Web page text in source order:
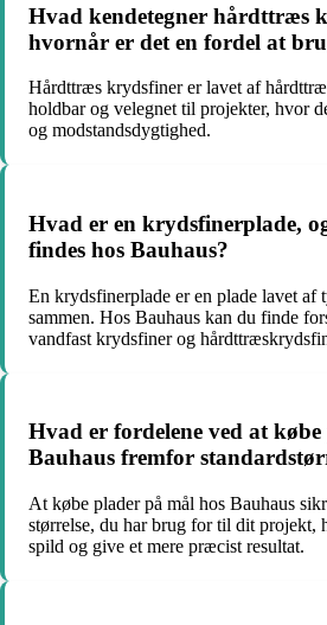
Hvad kendetegner hårdttræs
hvornår er det en fordel at
Hårdttræs krydsfiner er lavet af
holdbar og velegnet til projekter, hvor
og modstandsdygtighed.
Hvad er en krydsfinerplade,
findes hos Bauhaus?
En krydsfinerplade er en plade lavet af
sammen. Hos Bauhaus kan du finde
vandfast krydsfiner og
Hvad er fordelene ved at
Bauhaus fremfor
At købe plader på mål hos Bauhaus
størrelse, du har brug for til dit projekt,
spild og give et mere præcist resultat.